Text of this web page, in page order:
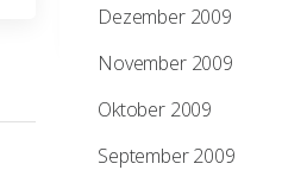
Dezember 2009
November 2009
Oktober 2009
September 2009